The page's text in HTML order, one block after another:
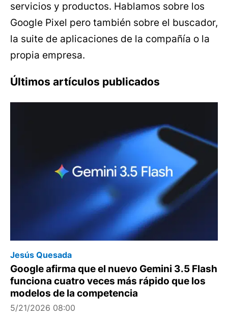
servicios y productos. Hablamos sobre los
Google Pixel pero también sobre el buscador,
la suite de aplicaciones de la compañía o la
propia empresa.
Últimos artículos publicados
Jesús Quesada
Google afirma que el nuevo Gemini 3.5 Flash
funciona cuatro veces más rápido que los
modelos de la competencia
5/21/2026 08:00